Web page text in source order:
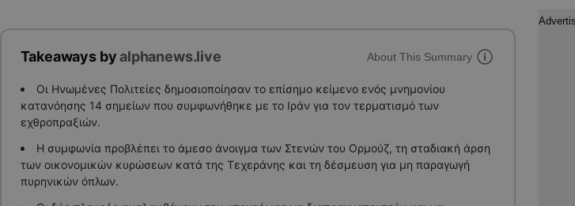
Takeaways byalphanews.live About This Summary
Οι Ηνωμένες Πολιτείες δημοσιοποίησαν το επίσημο κείμενο ενός μνημονίου
κατανόησης 14 σημείων που συμφωνήθηκε με το Ιράν για τον τερματισμό των
εχθροπραξιών.
Η συμφωνία προβλέπει το άμεσο άνοιγμα των Στενών του Ορμούζ, τη σταδιακή άρση
των οικονομικών κυρώσεων κατά της Τεχεράνης και τη δέσμευση για μη παραγωγή
πυρηνικών όπλων.